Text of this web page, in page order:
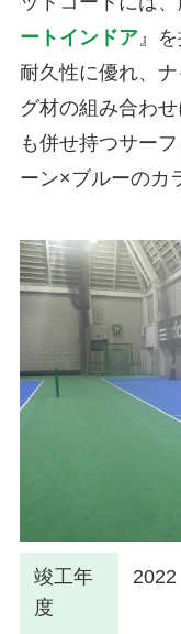
ートインドア』
耐久性に優れ、
グ材の組み合わ
も併せ持つサー
ーン×ブルーのカ
竣工年
度
2022